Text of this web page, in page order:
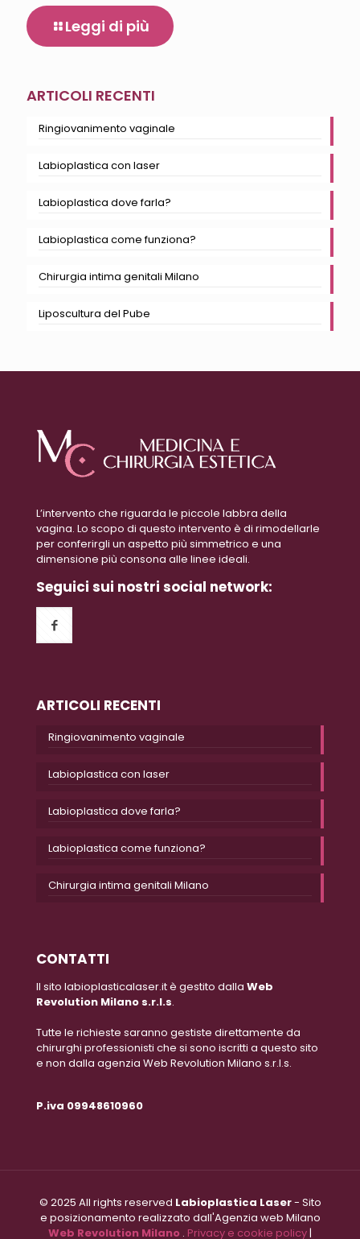
Leggi di più
ARTICOLI RECENTI
Ringiovanimento vaginale
Labioplastica con laser
Labioplastica dove farla?
Labioplastica come funziona?
Chirurgia intima genitali Milano
Liposcultura del Pube
L’intervento che riguarda le piccole labbra della
vagina. Lo scopo di questo intervento è di rimodellarle
per conferirgli un aspetto più simmetrico e una
dimensione più consona alle linee ideali.
Seguici sui nostri social network:
ARTICOLI RECENTI
Ringiovanimento vaginale
Labioplastica con laser
Labioplastica dove farla?
Labioplastica come funziona?
Chirurgia intima genitali Milano
CONTATTI
Il sito labioplasticalaser.it è gestito dalla Web
Revolution Milano s.r.l.s.
Tutte le richieste saranno gestiste direttamente da
chirurghi professionisti che si sono iscritti a questo sito
e non dalla agenzia Web Revolution Milano s.r.l.s.
P.iva 09948610960
© 2025 All rights reserved Labioplastica Laser- Sito
e posizionamento realizzato dall'Agenzia web Milano
Web Revolution Milano . Privacy e cookie policy |